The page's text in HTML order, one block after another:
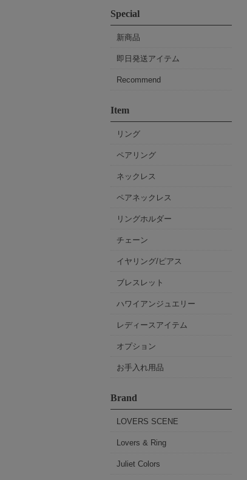
Special
新商品
即日発送アイテム
Recommend
Item
リング
ペアリング
ネックレス
ペアネックレス
リングホルダー
チェーン
イヤリング/ピアス
ブレスレット
ハワイアンジュエリー
レディースアイテム
オプション
お手入れ用品
Brand
LOVERS SCENE
Lovers & Ring
Juliet Colors